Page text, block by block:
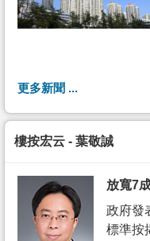
更多新聞 ...
樓按宏云 - 葉敬誠
放寬7
政府發
標準按